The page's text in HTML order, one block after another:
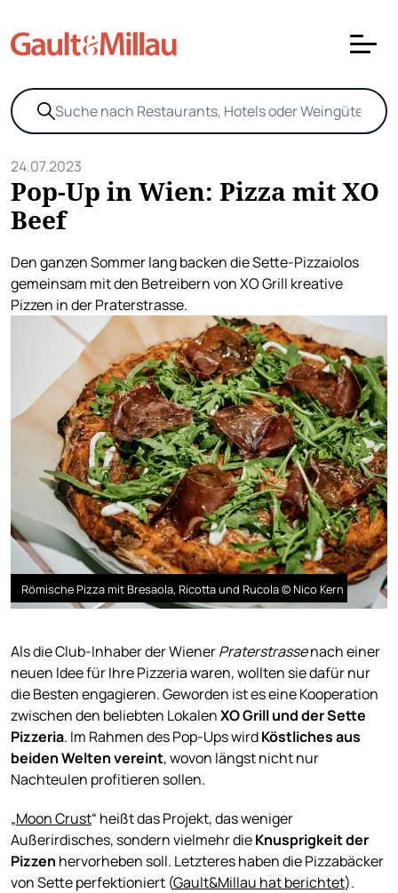
24.07.2023
Pop-Up in Wien: Pizza mit XO
Beef
Den ganzen Sommer lang backen die Sette-Pizzaiolos
gemeinsam mit den Betreibern von XO Grill kreative
Pizzen in der Praterstrasse.
Römische Pizza mit Bresaola, Ricotta und Rucola © Nico Kern
Als die Club-Inhaber der WienerPraterstrassenach einer
neuen Idee für Ihre Pizzeria waren, wollten sie dafür nur
die Besten engagieren. Geworden ist es eine Kooperation
zwischen den beliebten LokalenXO Grill und der Sette
Pizzeria. Im Rahmen des Pop-Ups wirdKöstliches aus
beiden Welten vereint, wovon längst nicht nur
Nachteulen profitieren sollen.
„Moon Crust“ heißt das Projekt, das weniger
Außerirdisches, sondern vielmehr dieKnusprigkeit der
Pizzen hervorheben soll. Letzteres haben die Pizzabäcker
von Sette perfektioniert (Gault&Millau hat berichtet).